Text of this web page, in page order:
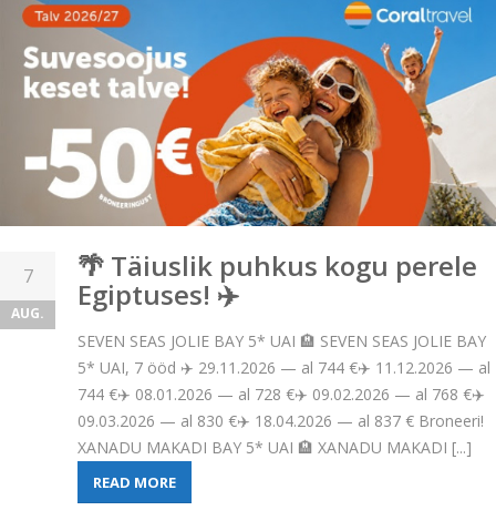
7
AUG.
🌴 Täiuslik puhkus kogu perele
Egiptuses! ✈️
SEVEN SEAS JOLIE BAY 5* UAI 🏨 SEVEN SEAS JOLIE BAY
5* UAI, 7 ööd ✈️ 29.11.2026 — al 744 €✈️ 11.12.2026 — al
744 €✈️ 08.01.2026 — al 728 €✈️ 09.02.2026 — al 768 €✈️
09.03.2026 — al 830 €✈️ 18.04.2026 — al 837 € Broneeri!
XANADU MAKADI BAY 5* UAI 🏨 XANADU MAKADI [...]
READ MORE